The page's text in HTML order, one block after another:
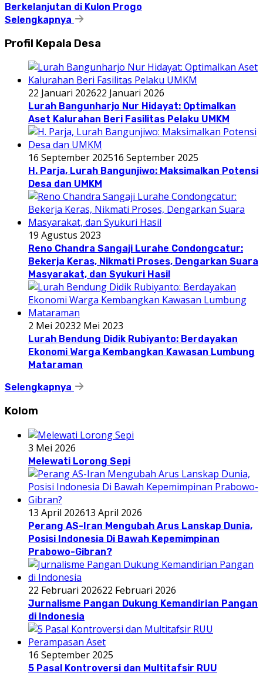
Berkelanjutan di Kulon Progo
Selengkapnya
Profil Kepala Desa
22 Januari 202622 Januari 2026
Lurah Bangunharjo Nur Hidayat: Optimalkan
Aset Kalurahan Beri Fasilitas Pelaku UMKM
16 September 202516 September 2025
H. Parja, Lurah Bangunjiwo: Maksimalkan Potensi
Desa dan UMKM
19 Agustus 2023
Reno Chandra Sangaji Lurahe Condongcatur:
Bekerja Keras, Nikmati Proses, Dengarkan Suara
Masyarakat, dan Syukuri Hasil
2 Mei 20232 Mei 2023
Lurah Bendung Didik Rubiyanto: Berdayakan
Ekonomi Warga Kembangkan Kawasan Lumbung
Mataraman
Selengkapnya
Kolom
3 Mei 2026
Melewati Lorong Sepi
13 April 202613 April 2026
Perang AS-Iran Mengubah Arus Lanskap Dunia,
Posisi Indonesia Di Bawah Kepemimpinan
Prabowo-Gibran?
22 Februari 202622 Februari 2026
Jurnalisme Pangan Dukung Kemandirian Pangan
di Indonesia
16 September 2025
5 Pasal Kontroversi dan Multitafsir RUU